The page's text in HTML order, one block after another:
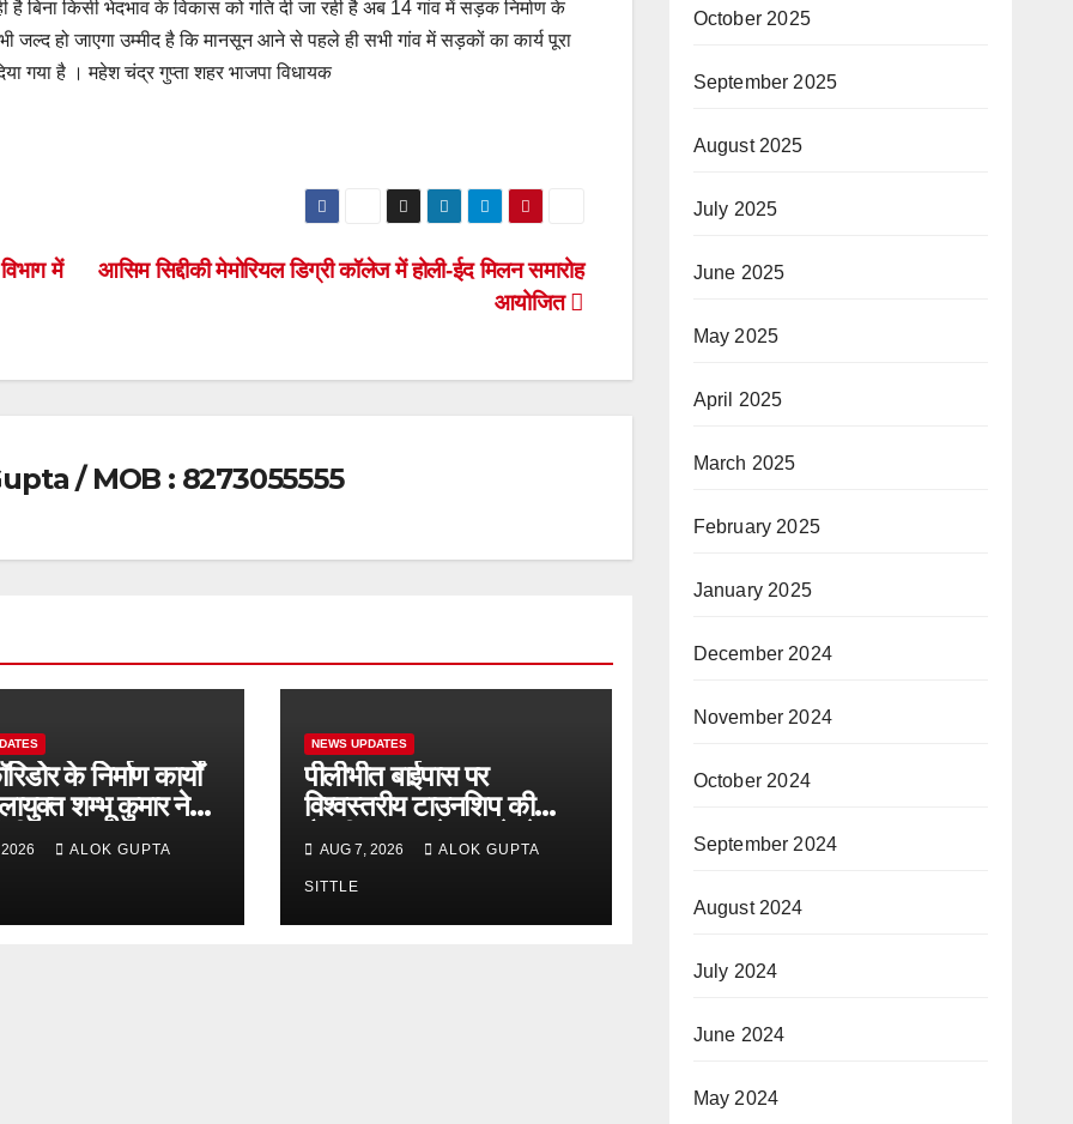
है बिना किसी भेदभाव के विकास को गति दी जा रही है अब 14 गांव में सड़क निर्माण के
हो जाएगा उम्मीद है कि मानसून आने से पहले ही सभी गांव में सड़कों का कार्य पूरा
गया है । महेश चंद्र गुप्ता शहर भाजपा विधायक
आसिम सिद्दीकी मेमोरियल डिग्री कॉलेज में होली-ईद मिलन समारोह
आयोजित
में
/ MOB : 8273055555
के निर्माण कार्यों
शम्भू कुमार ने
ALOK GUPTA
NEWS UPDATES
पीलीभीत बाईपास पर
विश्वस्तरीय टाउनशिप की
तैयारी,BDA ने 117 हेक्टेयर
भूमि खरीदी..
AUG 7, 2026 ALOK GUPTA
SITTLE
October 2025
September 2025
August 2025
July 2025
June 2025
May 2025
April 2025
March 2025
February 2025
January 2025
December 2024
November 2024
October 2024
September 2024
August 2024
July 2024
June 2024
May 2024